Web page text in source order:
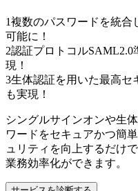
1複数のパスワードを統合
可能に！
2認証プロトコルSAML2.0
現！
3生体認証を用いた最高セ
も実現！
シングルサインオンや生
ワードをセキュアかつ簡
ュリティを向上するだけ
業務効率化ができます。